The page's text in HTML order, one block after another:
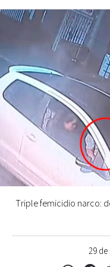
29 de
Triple femicidio narco: